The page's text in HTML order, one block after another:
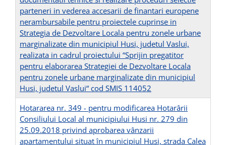
parteneri in vederea accesarii de finantari europene
nerambursabile pentru proiectele cuprinse in
Strategia de Dezvoltare Locala pentru zonele urbane
marginalizate din municipiul Husi, judetul Vaslui,
realizata in cadrul proiectului “Sprijin pregatitor
pentru elaborarea Strategiei de Dezvoltare Locala
pentru zonele urbane marginalizate din municipiul
Husi, judetul Vaslui“ cod SMIS 114052
Hotararea nr. 349 - pentru modificarea Hotarârii
Consiliului Local al municipiului Husi nr. 279 din
25.09.2018 privind aprobarea vânzarii
apartamentului situat în municipiul Husi, strada Calea